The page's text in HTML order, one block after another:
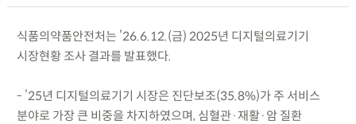
식품의약품안전처는 ’26.6.12.(금) 2025년 디지털의료기기
시장현황 조사 결과를 발표했다.
- ’25년 디지털의료기기 시장은 진단보조(35.8%)가 주 서비스
분야로 가장 큰 비중을 차지하였으며, 심혈관·재활·암 질환